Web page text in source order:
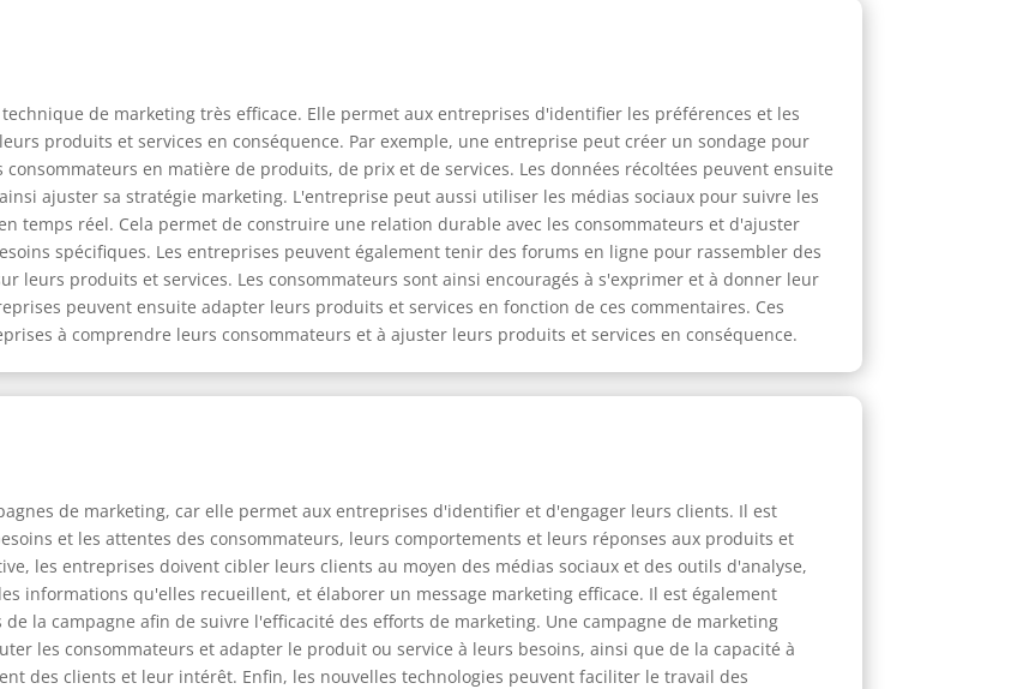
de marketing très efficace. Elle permet aux entreprises d'identifier les préférences et les
produits et services en conséquence. Par exemple, une entreprise peut créer un sondage pour
en matière de produits, de prix et de services. Les données récoltées peuvent ensuite
ajuster sa stratégie marketing. L'entreprise peut aussi utiliser les médias sociaux pour suivre les
temps réel. Cela permet de construire une relation durable avec les consommateurs et d'ajuster
spécifiques. Les entreprises peuvent également tenir des forums en ligne pour rassembler des
leurs produits et services. Les consommateurs sont ainsi encouragés à s'exprimer et à donner leur
peuvent ensuite adapter leurs produits et services en fonction de ces commentaires. Ces
à comprendre leurs consommateurs et à ajuster leurs produits et services en conséquence.
de marketing, car elle permet aux entreprises d'identifier et d'engager leurs clients. Il est
et les attentes des consommateurs, leurs comportements et leurs réponses aux produits et
les entreprises doivent cibler leurs clients au moyen des médias sociaux et des outils d'analyse,
informations qu'elles recueillent, et élaborer un message marketing efficace. Il est également
la campagne afin de suivre l'efficacité des efforts de marketing. Une campagne de marketing
les consommateurs et adapter le produit ou service à leurs besoins, ainsi que de la capacité à
des clients et leur intérêt. Enfin, les nouvelles technologies peuvent faciliter le travail des